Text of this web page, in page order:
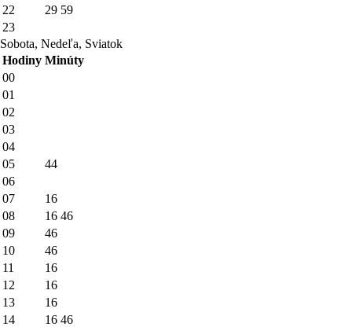
22
29 59
23
Sobota, Nedeľa, Sviatok
Hodiny Minúty
00
01
02
03
04
05
44
06
07
16
08
16 46
09
46
10
46
11
16
12
16
13
16
14
16 46